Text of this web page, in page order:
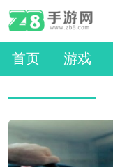
首页 游戏